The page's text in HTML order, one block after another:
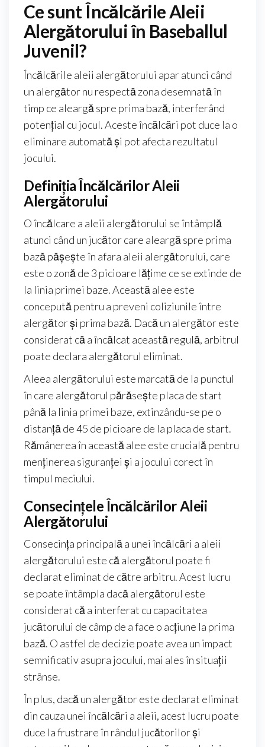
Ce sunt Încălcările Aleii
Alergătorului în Baseballul
Juvenil?
Încălcările aleii alergătorului apar atunci când
un alergător nu respectă zona desemnată în
timp ce aleargă spre prima bază, interferând
potențial cu jocul. Aceste încălcări pot duce la o
eliminare automată și pot afecta rezultatul
jocului.
Definiția Încălcărilor Aleii
Alergătorului
O încălcare a aleii alergătorului se întâmplă
atunci când un jucător care aleargă spre prima
bază pășește în afara aleii alergătorului, care
este o zonă de 3 picioare lățime ce se extinde de
la linia primei baze. Această alee este
concepută pentru a preveni coliziunile între
alergător și prima bază. Dacă un alergător este
considerat că a încălcat această regulă, arbitrul
poate declara alergătorul eliminat.
Aleea alergătorului este marcată de la punctul
în care alergătorul părăsește placa de start
până la linia primei baze, extinzându-se pe o
distanță de 45 de picioare de la placa de start.
Rămânerea în această alee este crucială pentru
menținerea siguranței și a jocului corect în
timpul meciului.
Consecințele Încălcărilor Aleii
Alergătorului
Consecința principală a unei încălcări a aleii
alergătorului este că alergătorul poate fi
declarat eliminat de către arbitru. Acest lucru
se poate întâmpla dacă alergătorul este
considerat că a interferat cu capacitatea
jucătorului de câmp de a face o acțiune la prima
bază. O astfel de decizie poate avea un impact
semnificativ asupra jocului, mai ales în situații
strânse.
În plus, dacă un alergător este declarat eliminat
din cauza unei încălcări a aleii, acest lucru poate
duce la frustrare în rândul jucătorilor și